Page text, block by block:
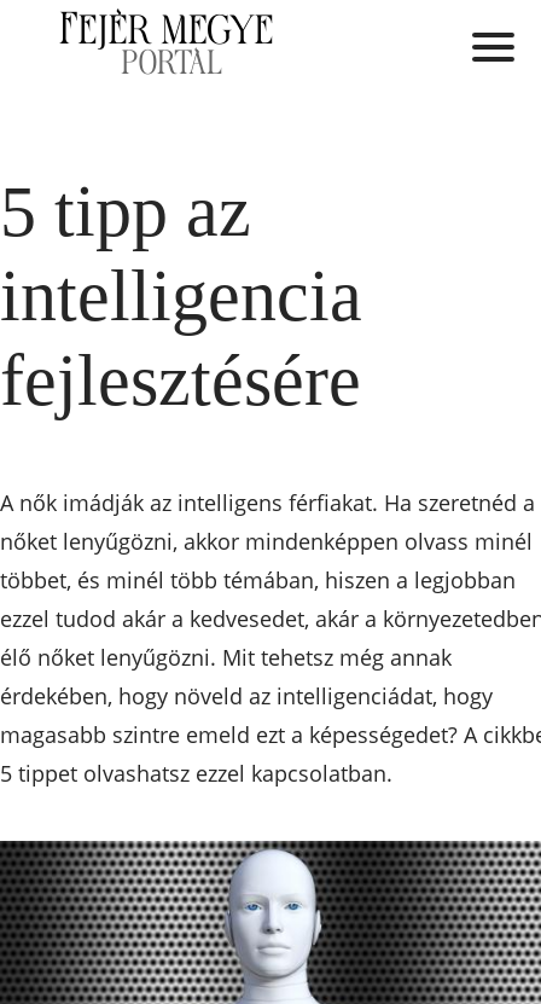
5 tipp az
intelligencia
fejlesztésére
A nők imádják az intelligens férfiakat. Ha szeretnéd a
nőket lenyűgözni, akkor mindenképpen olvass minél
többet, és minél több témában, hiszen a legjobban
ezzel tudod akár a kedvesedet, akár a
élő nőket lenyűgözni. Mit tehetsz még annak
érdekében, hogy növeld az intelligenciádat, hogy
magasabb szintre emeld ezt a képességedet? A
5 tippet olvashatsz ezzel kapcsolatban.